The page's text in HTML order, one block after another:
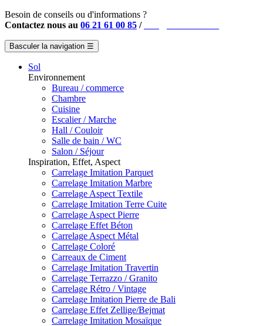
Besoin de conseils ou d'informations ?
Contactez nous au 06 21 61 00 85 /
Basculer la navigation ☰
Sol
Environnement
Bureau / commerce
Chambre
Cuisine
Escalier / Marche
Hall / Couloir
Salle de bain / WC
Salon / Séjour
Inspiration, Effet, Aspect
Carrelage Imitation Parquet
Carrelage Imitation Marbre
Carrelage Aspect Textile
Carrelage Imitation Terre Cuite
Carrelage Aspect Pierre
Carrelage Effet Béton
Carrelage Aspect Métal
Carrelage Coloré
Carreaux de Ciment
Carrelage Imitation Travertin
Carrelage Terrazzo / Granito
Carrelage Rétro / Vintage
Carrelage Imitation Pierre de Bali
Carrelage Effet Zellige/Bejmat
Carrelage Imitation Mosaïque